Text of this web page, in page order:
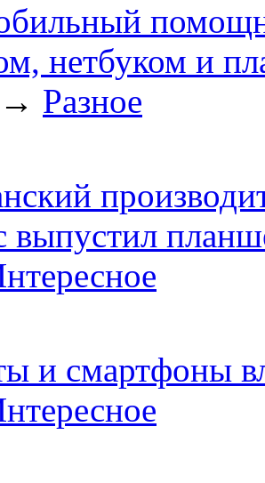
нетбуком и
→ Разное
выпустил
и смартфоны